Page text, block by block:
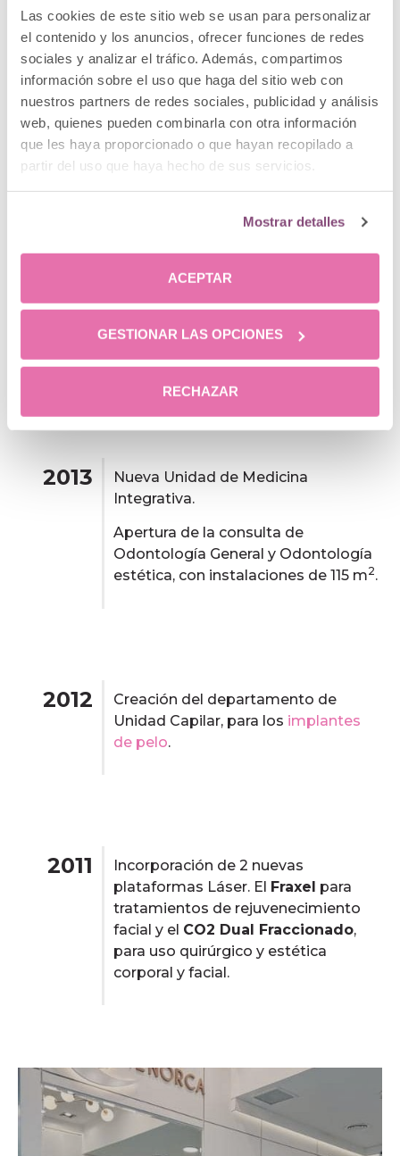
Las cookies de este sitio web se usan para personalizar
el contenido y los anuncios, ofrecer funciones de redes
sociales y analizar el tráfico. Además, compartimos
información sobre el uso que haga del sitio web con
nuestros partners de redes sociales, publicidad y análisis
web, quienes pueden combinarla con otra información
que les haya proporcionado o que hayan recopilado a
partir del uso que haya hecho de sus servicios.
Mostrar detalles
ACEPTAR
GESTIONAR LAS OPCIONES
RECHAZAR
2014
Incorporación de uno de los actuales
tratamientos estrella de Clínica
Menorca: loshilos tensores, el
método de rejuvenecimiento con
efecto lifting sin cirugía. Las
producen un efecto natural de
duraderos resultados- e hilos de
conos -con ácido poliláctico y
2013
Nueva Unidad de Medicina
Integrativa.
Apertura de la consulta de
Odontología General y Odontología
estética, con instalaciones de 115 m2.
2012
Creación del departamento de
Unidad Capilar, para los implantes
de pelo.
2011
Incorporación de 2 nuevas
plataformas Láser. El Fraxel para
tratamientos de rejuvenecimiento
facial y el CO2 Dual Fraccionado,
para uso quirúrgico y estética
corporal y facial.